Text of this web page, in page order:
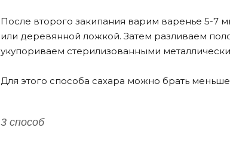
После второго закипания варим варенье 5-7
или деревянной ложкой. Затем разливаем
укупориваем стерилизованными
Для этого способа сахара можно брать
3 способ